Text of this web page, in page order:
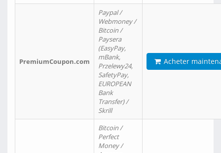
PremiumCoupon.com
Paypal /
Webmoney /
Bitcoin /
Paysera
(EasyPay,
mBank,
Przelewy24,
SafetyPay,
EUROPEAN
Bank
Transfer) /
Skrill
Acheter
Bitcoin /
Perfect
Money /